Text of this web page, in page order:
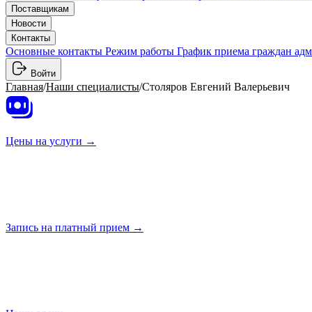
Поставщикам
Новости
Контакты
Основные контакты Режим работы График приема граждан
Войти
Главная/Наши специалисты/Столяров Евгений Валерьевич
Цены на услуги →
Запись на платный прием →